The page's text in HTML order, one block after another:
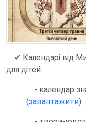
✔ Календарі від
для дітей:
- календар
(завантажити)